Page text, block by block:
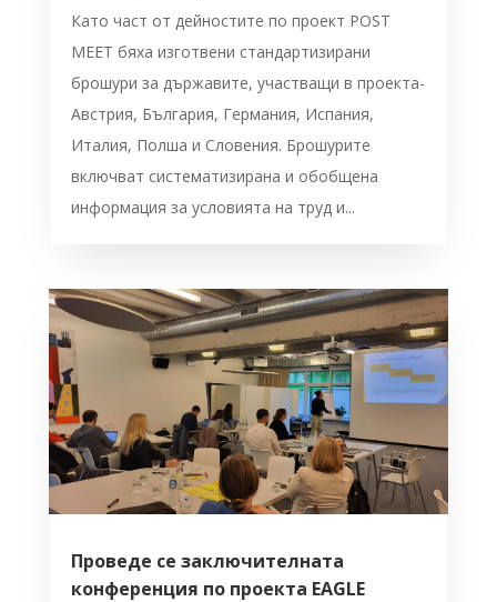
Като част от дейностите по проект POST
MEET бяха изготвени стандартизирани
брошури за държавите, участващи в проекта-
Австрия, България, Германия, Испания,
Италия, Полша и Словения. Брошурите
включват систематизирана и обобщена
информация за условията на труд и...
Проведе се заключителната
конференция по проекта EAGLE